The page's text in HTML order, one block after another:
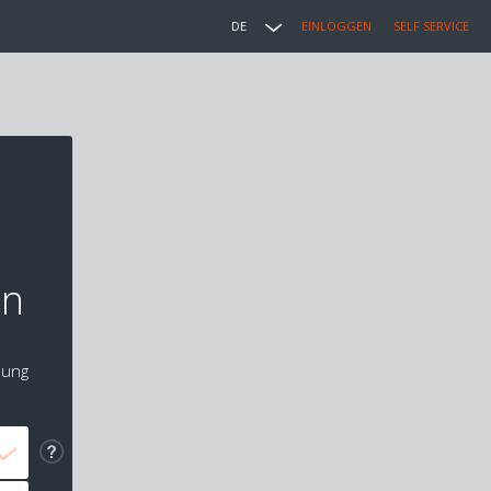
DE EINLOGGEN SELF SERVICE